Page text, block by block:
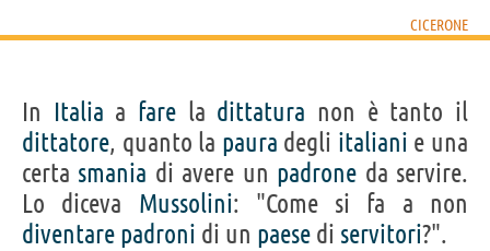
CICERONE
In Italia a fare la dittatura non è tanto il
dittatore, quanto la paura degli italiani e una
certa smania di avere un padrone da servire.
Lo diceva Mussolini: "Come si fa a non
diventare padroni di un paese di servitori?".